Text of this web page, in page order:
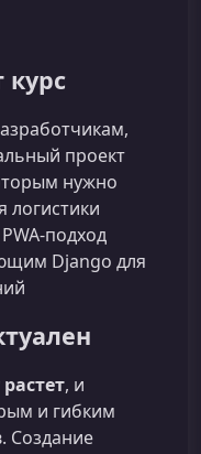
курс
проект
нужно
логистики
Django для
, и
и гибким
Создание